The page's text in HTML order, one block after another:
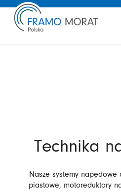
Technika
Nasze systemy napędowe
piastowe, motoreduktory